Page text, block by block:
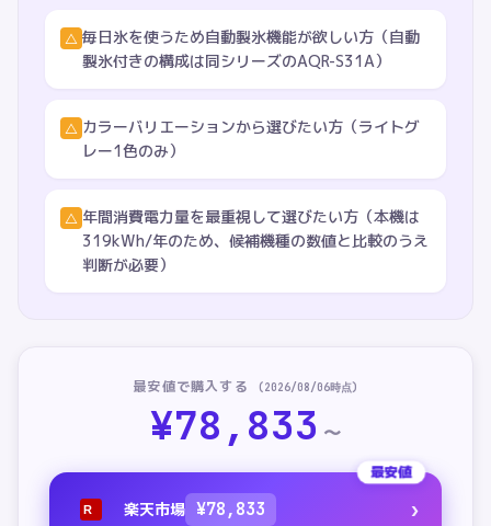
△ 毎日氷を使うため自動製氷機能が欲しい方（自動
製氷付きの構成は同シリーズのAQR-S31A）
△ カラーバリエーションから選びたい方（ライトグ
レー1色のみ）
△ 年間消費電力量を最重視して選びたい方（本機は
319kWh/年のため、候補機種の数値と比較のうえ
判断が必要）
最安値で購入する (2026/08/06時点)
¥78,833 〜
最安値
R 楽天市場 ¥78,833 ›